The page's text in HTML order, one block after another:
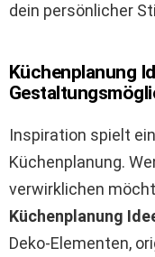
dein persönlicher
Küchenplanung
Inspiration spielt
Küchenplanung.
verwirklichen
Küchenplanung
Deko-Elementen,